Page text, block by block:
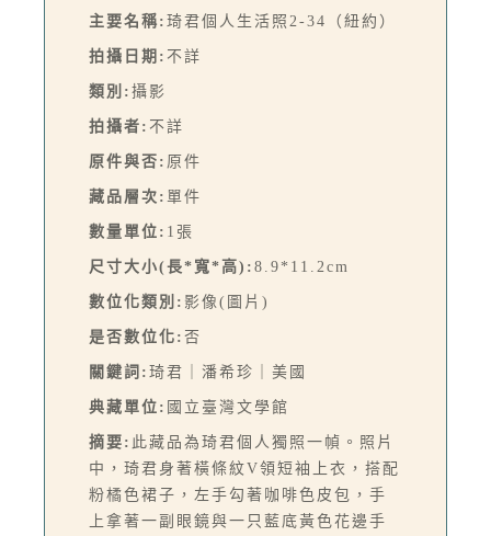
主要名稱: 琦君個人生活照2-34（紐約）
拍攝日期: 不詳
類別: 攝影
拍攝者: 不詳
原件與否: 原件
藏品層次: 單件
數量單位: 1張
尺寸大小(長*寬*高): 8.9*11.2cm
數位化類別: 影像(圖片)
是否數位化: 否
關鍵詞: 琦君｜潘希珍｜美國
典藏單位: 國立臺灣文學館
摘要: 此藏品為琦君個人獨照一幀。照片
中，琦君身著橫條紋V領短袖上衣，搭配
粉橘色裙子，左手勾著咖啡色皮包，手
上拿著一副眼鏡與一只藍底黃色花邊手